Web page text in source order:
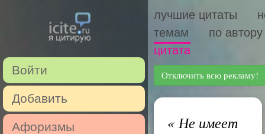
Войти
Добавить
Афоризмы
лучшие цитаты
темам
по автору
цитата
Отключить всю рекламу!
«Не имеет